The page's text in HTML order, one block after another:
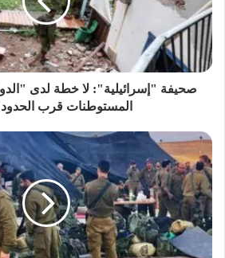
صحيفة "إسرائيلية": لا خطة لدى
المستوطنات قرب الحدود